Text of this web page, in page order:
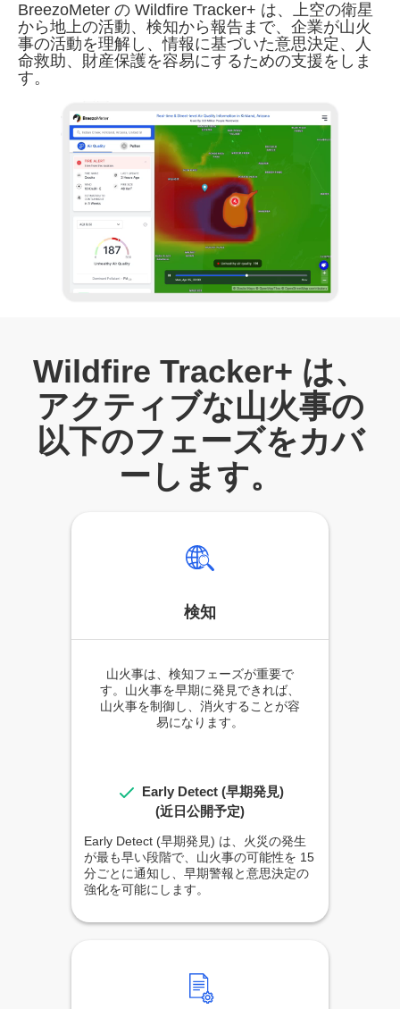
BreezoMeter の Wildfire Tracker+ は、上空の衛星
から地上の活動、検知から報告まで、企業が山火
事の活動を理解し、情報に基づいた意思決定、人
命救助、財産保護を容易にするための支援をしま
す。
Wildfire Tracker+ は、
アクティブな山火事の
以下のフェーズをカバ
ーします。
検知
山火事は、検知フェーズが重要で
す。山火事を早期に発見できれば、
山火事を制御し、消火することが容
易になります。
Early Detect (早期発見)
(近日公開予定)
Early Detect (早期発見) は、火災の発生
が最も早い段階で、山火事の可能性を 15
分ごとに通知し、早期警報と意思決定の
強化を可能にします。